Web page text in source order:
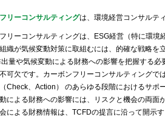
リーコンサルティングは、環境経営コンサルテ
リーコンサルティングは、ESG経営（特に環
織が気候変動対策に取組むには、的確な戦略
出量や気候変動による財務への影響を把握する
可欠です。カーボンフリーコンサルティング
Check、Action） のあらゆる段階におけるサポ
動による財務への影響には、リスクと機会の両
による財務情報は、TCFDの提言に沿って開示